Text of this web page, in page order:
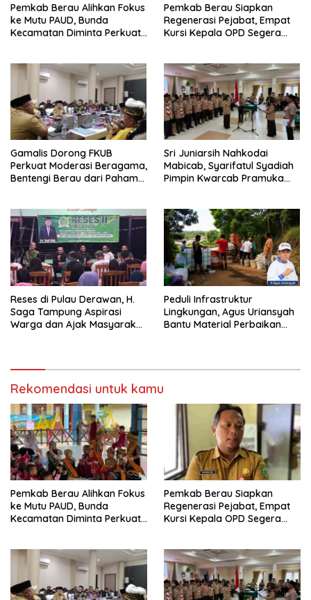
Pemkab Berau Alihkan Fokus
ke Mutu PAUD, Bunda
Kecamatan Diminta Perkuat
Pemkab Berau Siapkan
Regenerasi Pejabat, Empat
Kursi Kepala OPD Segera
Gamalis Dorong FKUB
Perkuat Moderasi Beragama,
Bentengi Berau dari Paham
Sri Juniarsih Nahkodai
Mabicab, Syarifatul Syadiah
Pimpin Kwarcab Pramuka
Reses di Pulau Derawan, H.
Saga Tampung Aspirasi
Warga dan Ajak Masyarakat
Peduli Infrastruktur
Lingkungan, Agus Uriansyah
Bantu Material Perbaikan
Rekomendasi untuk kamu
Pemkab Berau Alihkan Fokus
ke Mutu PAUD, Bunda
Kecamatan Diminta Perkuat
Pemkab Berau Siapkan
Regenerasi Pejabat, Empat
Kursi Kepala OPD Segera